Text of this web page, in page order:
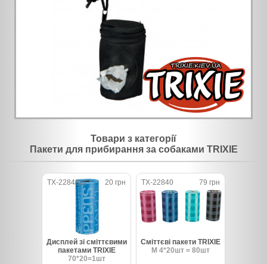
Товари з категорії
Пакети для прибирання за собаками TRIXIE
TX-22843x1 20 грн
Дисплей зі сміттєвими
пакетами TRIXIE
70*20=1шт
TX-22840 79 грн
Сміттєві пакети TRIXIE
M 4*20шт = 80шт